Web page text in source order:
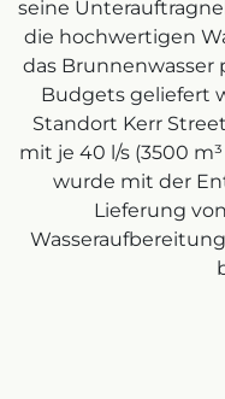
seine
die hochwertigen
das
Budgets geliefert
Standort Kerr
mit je 40 l/s (3500
wurde mit der
Lieferung